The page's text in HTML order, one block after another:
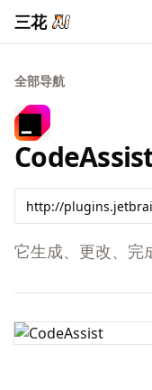
三花
全部导航
它生成、更改、完